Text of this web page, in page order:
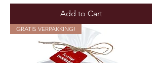
Add to Cart
GRATIS VERPAKKING!